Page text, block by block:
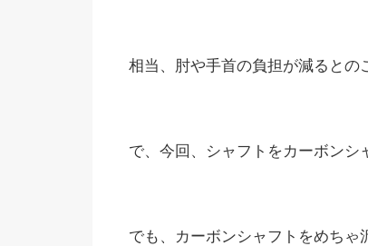
相当、肘や手首の負担が減るとの
で、今回、シャフトをカーボンシ
でも、カーボンシャフトをめちゃ